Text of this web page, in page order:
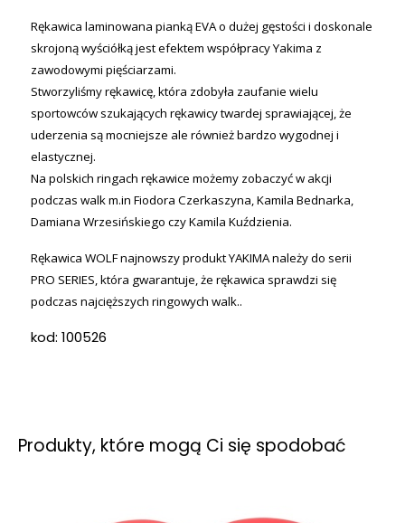
Rękawica laminowana pianką EVA o dużej gęstości i doskonale
skrojoną wyściółką jest efektem współpracy Yakima z
zawodowymi pięściarzami.
Stworzyliśmy rękawicę, która zdobyła zaufanie wielu
sportowców szukających rękawicy twardej sprawiającej, że
uderzenia są mocniejsze ale również bardzo wygodnej i
elastycznej.
Na polskich ringach rękawice możemy zobaczyć w akcji
podczas walk m.in Fiodora Czerkaszyna, Kamila Bednarka,
Damiana Wrzesińskiego czy Kamila Kuździenia.
Rękawica WOLF najnowszy produkt YAKIMA należy do serii
PRO SERIES, która gwarantuje, że rękawica sprawdzi się
podczas najcięższych ringowych walk..
kod: 100526
Produkty, które mogą Ci się spodobać